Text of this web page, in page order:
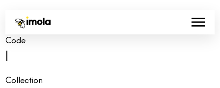
Code
Collection